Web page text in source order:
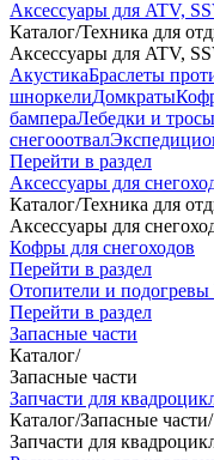
Аксессуары для ATV,
Каталог/Техника для
Аксессуары для ATV,
АкустикаБраслеты
шноркелиДомкраты
бампераЛебедки и тросы
снегооотвал
Перейти в раздел
Аксессуары для
Каталог/Техника для
Аксессуары для
Кофры для снегоходов
Перейти в раздел
Отопители и подогревы
Перейти в раздел
Запасные части
Каталог/
Запасные части
Запчасти для
Каталог/Запасные части/
Запчасти для